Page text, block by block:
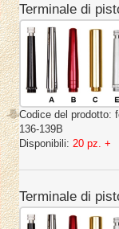
Terminale di
Codice del prodotto:
136-139B
Disponibili: 20 pz. +
Terminale di